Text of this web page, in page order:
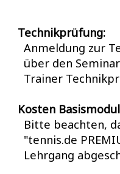
Technikprüfung:
Anmeldung zur
über den
Trainer
Kosten
Bitte beachten,
"tennis.de
Lehrgang